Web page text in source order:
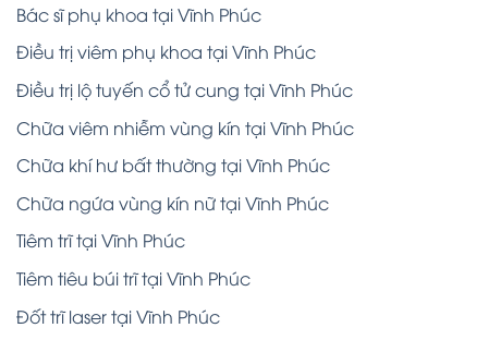
Bác sĩ phụ khoa tại Vĩnh Phúc
Điều trị viêm phụ khoa tại Vĩnh Phúc
Điều trị lộ tuyến cổ tử cung tại Vĩnh Phúc
Chữa viêm nhiễm vùng kín tại Vĩnh Phúc
Chữa khí hư bất thường tại Vĩnh Phúc
Chữa ngứa vùng kín nữ tại Vĩnh Phúc
Tiêm trĩ tại Vĩnh Phúc
Tiêm tiêu búi trĩ tại Vĩnh Phúc
Đốt trĩ laser tại Vĩnh Phúc